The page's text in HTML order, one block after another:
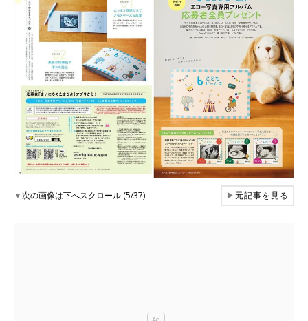
▼次の画像は下へスクロール (5/37) ▶元記事を見る